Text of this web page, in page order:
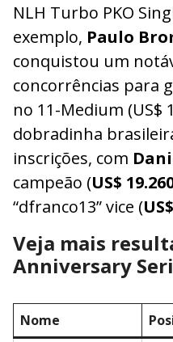
NLH Turbo PKO
exemplo, Paulo
conquistou um
concorrências para
no 11-Medium (US$
dobradinha
inscrições, com
campeão (US$
“dfranco13” vice (
Veja mais
Anniversary
Nome